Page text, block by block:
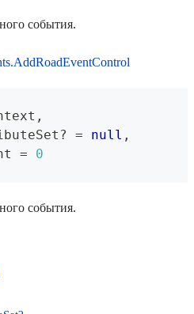
события.
,
? = null ,
=
0
события.